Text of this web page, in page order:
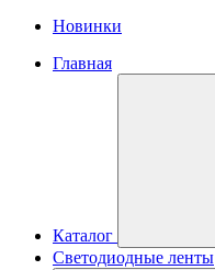
Новинки
Главная
Каталог
Светодиодные ленты